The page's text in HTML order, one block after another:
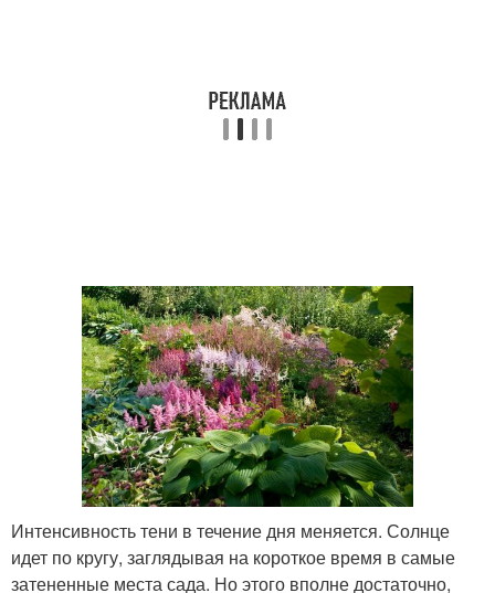
Интенсивность тени в течение дня меняется. Солнце
идет по кругу, заглядывая на короткое время в самые
затененные места сада. Но этого вполне достаточно,